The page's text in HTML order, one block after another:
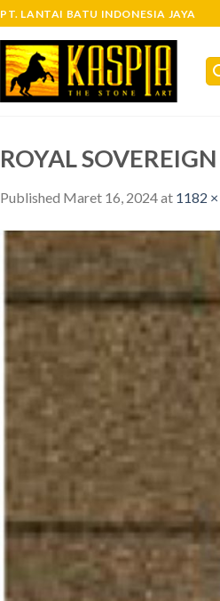
PT. LANTAI BATU INDONESIA JAYA
ROYAL
Published Maret 16, 2024at 1182